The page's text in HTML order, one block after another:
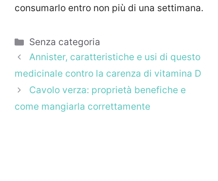
consumarlo entro non più di una settimana.
Categorie
Senza categoria
Annister, caratteristiche e usi di questo
medicinale contro la carenza di vitamina D
Cavolo verza: proprietà benefiche e
come mangiarla correttamente